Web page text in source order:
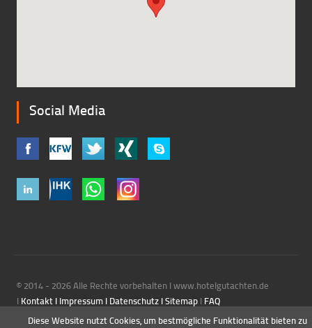
Social Media
© 2014 - 2026Alle Rechte vorbehalten I www.hotelgutachten.de
I Kontakt I Impressum I Datenschutz ISitemap I FAQ
Diese Website nutzt Cookies, um bestmögliche Funktionalität bieten zu